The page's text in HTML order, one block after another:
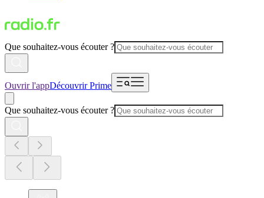
Que souhaitez-vous écouter ?
Ouvrir l'appDécouvrir Prime
Que souhaitez-vous écouter ?